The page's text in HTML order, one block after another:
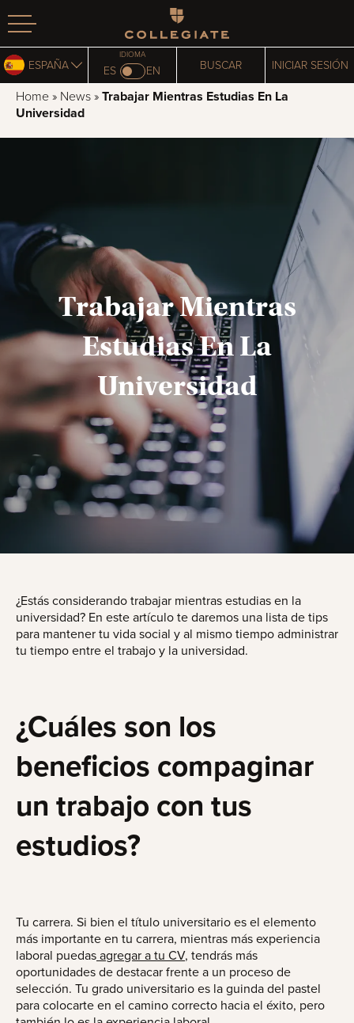
Homepage
ESPAÑA ES
IDIOMA
EN BUSCAR INICIAR SESIÓN
Home » News » Trabajar Mientras Estudias En La
Universidad
Trabajar Mientras
Estudias En La
Universidad
¿Estás considerando trabajar mientras estudias en la
universidad? En este artículo te daremos una lista de tips
para mantener tu vida social y al mismo tiempo administrar
tu tiempo entre el trabajo y la universidad.
¿Cuáles son los
beneficios compaginar
un trabajo con tus
estudios?
Tu carrera. Si bien el título universitario es el elemento
más importante en tu carrera, mientras más experiencia
laboral puedas agregar a tu CV, tendrás más
oportunidades de destacar frente a un proceso de
selección. Tu grado universitario es la guinda del pastel
para colocarte en el camino correcto hacia el éxito, pero